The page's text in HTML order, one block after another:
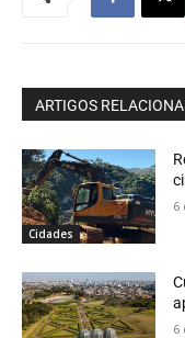
ARTIGOS
Cidades
6
6